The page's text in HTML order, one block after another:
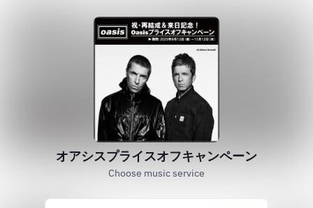
オアシスプライスオフキャンペーン
Choose music service